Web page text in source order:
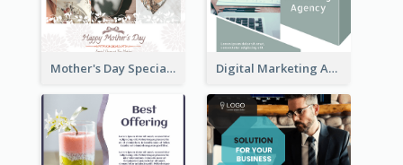
Mother's Day Special Sale Orange Facebook Post Digital Marketing Agency Green Facebook Post